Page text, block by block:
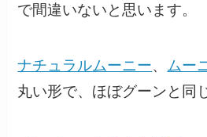
で間違いないと思います。
ナチュラルムーニー、 ムー
丸い形で、ほぼグーンと同